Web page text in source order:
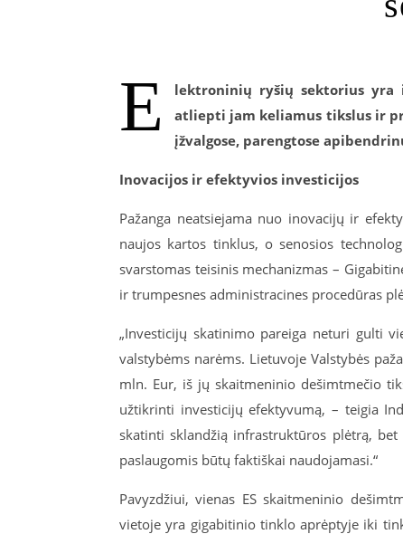
E
lektroninių ryšių sektorius yra
atliepti jam keliamus tikslus ir
įžvalgose, parengtose
Inovacijos ir efektyvios investicijos
Pažanga neatsiejama nuo inovacijų ir
naujos kartos tinklus, o senosios
svarstomas teisinis mechanizmas –
ir trumpesnes administracines procedūras
„Investicijų skatinimo pareiga neturi gulti
valstybėms narėms. Lietuvoje Valstybės
mln. Eur, iš jų skaitmeninio dešimtmečio
užtikrinti investicijų efektyvumą, – teigia
skatinti sklandžią infrastruktūros plėtrą,
paslaugomis būtų faktiškai naudojamasi.“
Pavyzdžiui, vienas ES skaitmeninio
vietoje yra gigabitinio tinklo aprėptyje iki